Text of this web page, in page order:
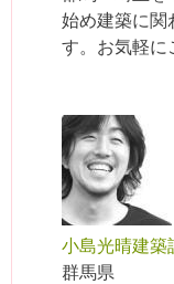
始め建築に関
す。お気軽に
小島光晴建築
群馬県